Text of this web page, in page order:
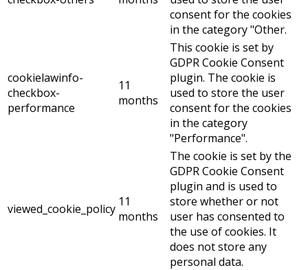
consent for the cookies
in the category "Other.
cookielawinfo-
checkbox-
performance
11
months
This cookie is set by
GDPR Cookie Consent
plugin. The cookie is
used to store the user
consent for the cookies
in the category
"Performance".
viewed_cookie_policy 11
months
The cookie is set by the
GDPR Cookie Consent
plugin and is used to
store whether or not
user has consented to
the use of cookies. It
does not store any
personal data.